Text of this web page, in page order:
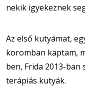
nekik igyekeznek
Az első kutyámat,
koromban kaptam,
ben, Frida 2013-
terápiás kutyák.